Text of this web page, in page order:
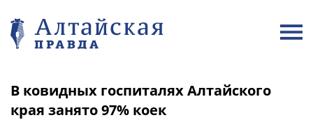
В ковидных госпиталях Алтайского
края занято 97% коек